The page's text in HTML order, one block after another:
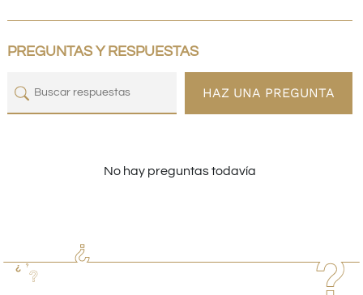
PREGUNTAS Y RESPUESTAS
HAZ UNA PREGUNTA
No hay preguntas todavía